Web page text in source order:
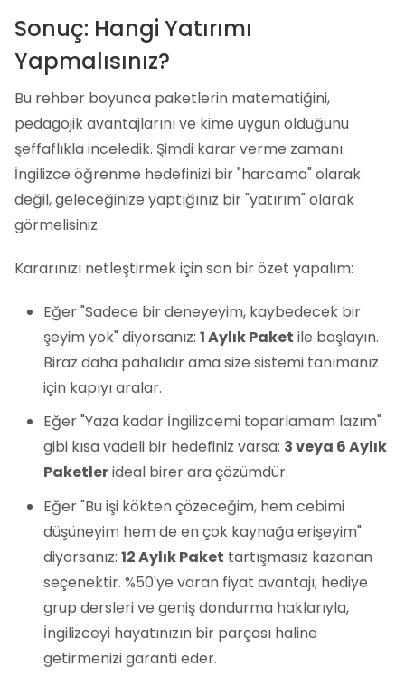
Sonuç: Hangi Yatırımı
Yapmalısınız?
Bu rehber boyunca paketlerin matematiğini,
pedagojik avantajlarını ve kime uygun olduğunu
şeffaflıkla inceledik. Şimdi karar verme zamanı.
İngilizce öğrenme hedefinizi bir "harcama" olarak
değil, geleceğinize yaptığınız bir "yatırım" olarak
görmelisiniz.
Kararınızı netleştirmek için son bir özet yapalım:
Eğer "Sadece bir deneyeyim, kaybedecek bir
şeyim yok" diyorsanız: 1 Aylık Paket ile başlayın.
Biraz daha pahalıdır ama size sistemi tanımanız
için kapıyı aralar.
Eğer "Yaza kadar İngilizcemi toparlamam lazım"
gibi kısa vadeli bir hedefiniz varsa: 3 veya 6 Aylık
Paketlerideal birer ara çözümdür.
Eğer "Bu işi kökten çözeceğim, hem cebimi
düşüneyim hem de en çok kaynağa erişeyim"
diyorsanız: 12 Aylık Paket tartışmasız kazanan
seçenektir. %50'ye varan fiyat avantajı, hediye
grup dersleri ve geniş dondurma haklarıyla,
İngilizceyi hayatınızın bir parçası haline
getirmenizi garanti eder.